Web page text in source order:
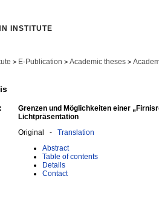
INSTITUTE
> E-Publication > Academic theses >
Grenzen und Möglichkeiten einer
Lichtpräsentation
Original - Translation
Abstract
Table of contents
Details
Contact